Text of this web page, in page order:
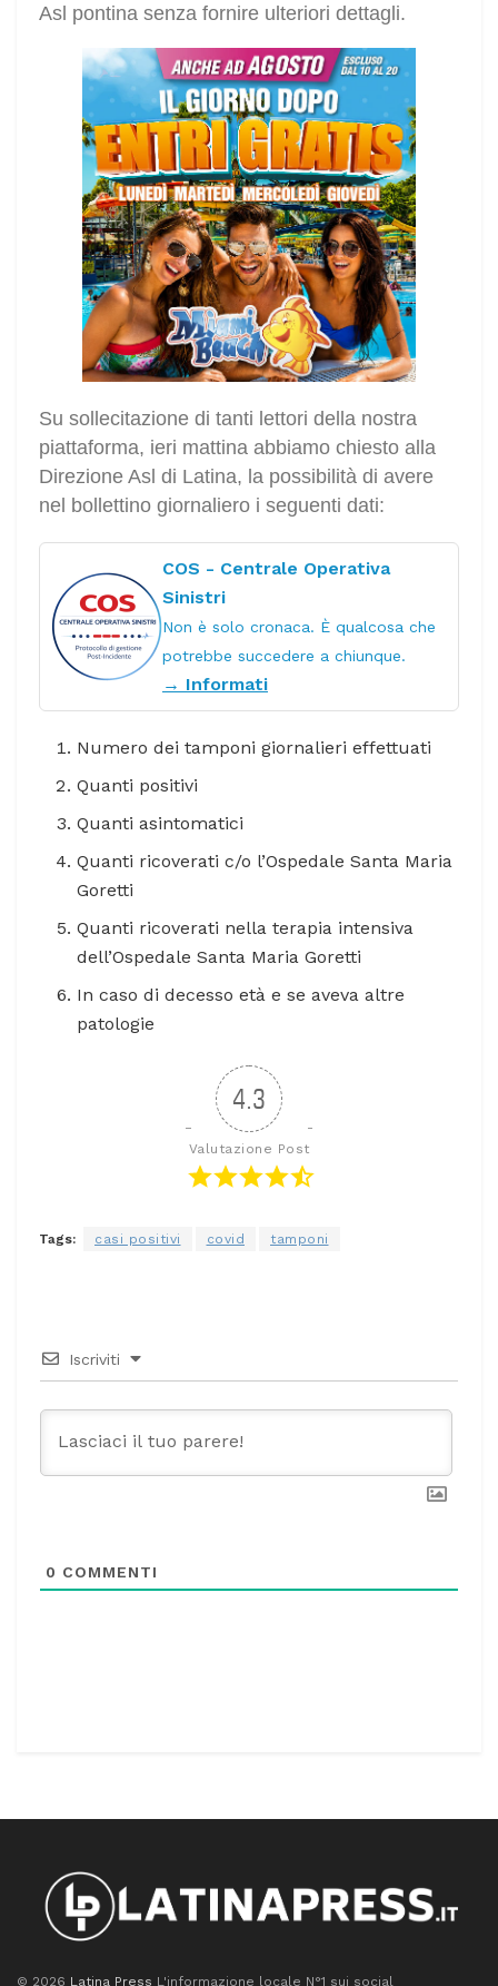
Asl pontina senza fornire ulteriori dettagli.
Su sollecitazione di tanti lettori della nostra
piattaforma, ieri mattina abbiamo chiesto alla
Direzione Asl di Latina, la possibilità di avere
nel bollettino giornaliero i seguenti dati:
COS - Centrale Operativa
Sinistri
Non è solo cronaca. È qualcosa che
potrebbe succedere a chiunque.
→ Informati
Numero dei tamponi giornalieri effettuati
Quanti positivi
Quanti asintomatici
Quanti ricoverati c/o l’Ospedale Santa Maria
Goretti
Quanti ricoverati nella terapia intensiva
dell’Ospedale Santa Maria Goretti
In caso di decesso età e se aveva altre
patologie
4.3
Valutazione Post
Tags: casi positivi covid tamponi
Iscriviti
0 COMMENTI
© 2026 Latina Press L'informazione locale N°1 sui social